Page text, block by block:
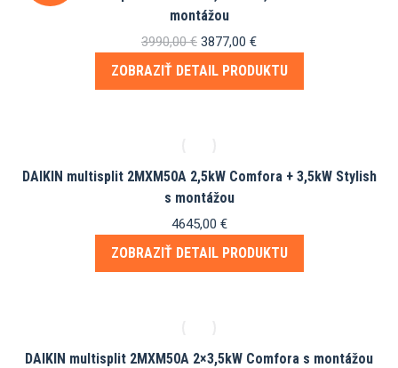
montážou
3990,00€ Pôvodná
cena
3877,00 €Aktuálna
cena
ZOBRAZIŤ DETAIL PRODUKTU
DAIKIN multisplit 2MXM50A 2,5kW Comfora + 3,5kW Stylish
s montážou
4645,00 €
ZOBRAZIŤ DETAIL PRODUKTU
DAIKIN multisplit 2MXM50A 2×3,5kW Comfora s montážou